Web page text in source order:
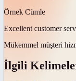
Örnek Cümle
Excellent customer
Mükemmel müşteri
İlgili